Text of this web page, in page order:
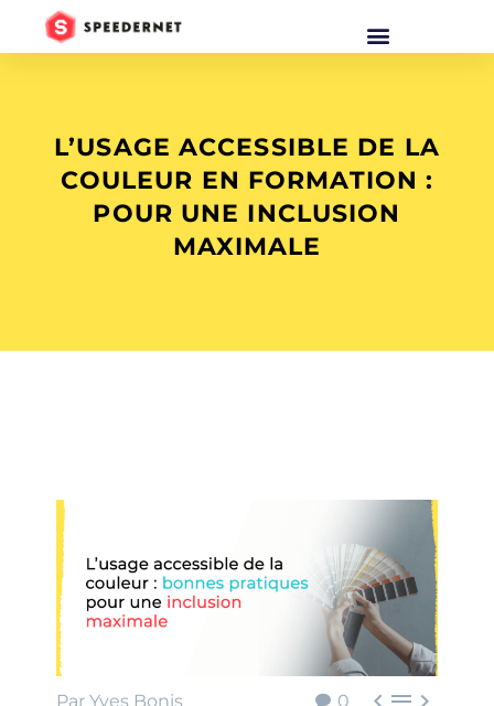
L’USAGE ACCESSIBLE DE LA
COULEUR EN FORMATION :
POUR UNE INCLUSION
MAXIMALE
0
Par Yves Bonis